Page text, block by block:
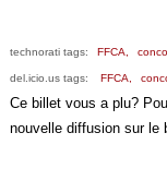
technorati tags: FFCA,
del.icio.us tags: FFCA,
Ce billet vous a plu?
nouvelle diffusion sur le